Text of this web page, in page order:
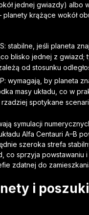
jednej gwiazdy) albo
krążące wokół
stabilne, jeśli planeta
blisko jednej z gwiazd;
od stosunku
wymagają, by planeta
masy układu, co w
rzadziej spotykane
symulacji
Alfa Centauri A–B
szeroka strefa
co sprzyja powstawaniu i
zdatnej do
i